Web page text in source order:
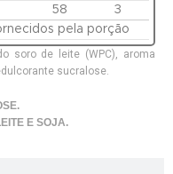
58
3
pela porção
soro de leite (WPC), aroma
sucralose.
E SOJA.